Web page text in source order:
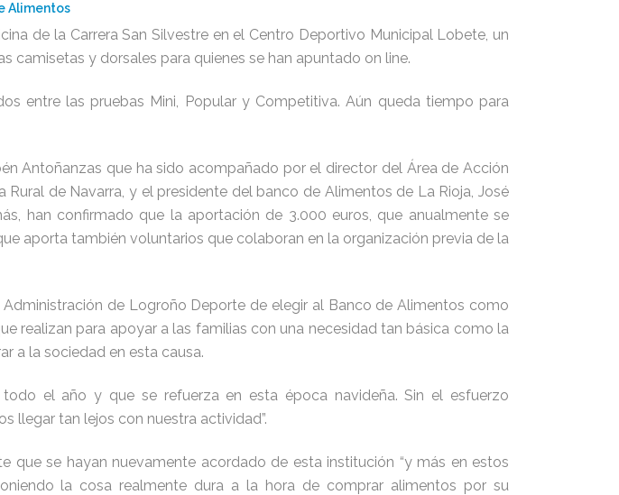
Alimentos
de la Carrera San Silvestre en el Centro Deportivo Municipal Lobete, un
camisetas y dorsales para quienes se han apuntado on line.
entre las pruebas Mini, Popular y Competitiva. Aún queda tiempo para
Antoñanzas que ha sido acompañado por el director del Área de Acción
de Navarra, y el presidente del banco de Alimentos de La Rioja, José
han confirmado que la aportación de 3.000 euros, que anualmente se
aporta también voluntarios que colaboran en la organización previa de la
de Logroño Deporte de elegir al Banco de Alimentos como
realizan para apoyar a las familias con una necesidad tan básica como la
a la sociedad en esta causa.
el año y que se refuerza en esta época navideña. Sin el esfuerzo
llegar tan lejos con nuestra actividad”.
se hayan nuevamente acordado de esta institución “y más en estos
la cosa realmente dura a la hora de comprar alimentos por su